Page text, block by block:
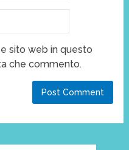
sito web in questo
che commento.